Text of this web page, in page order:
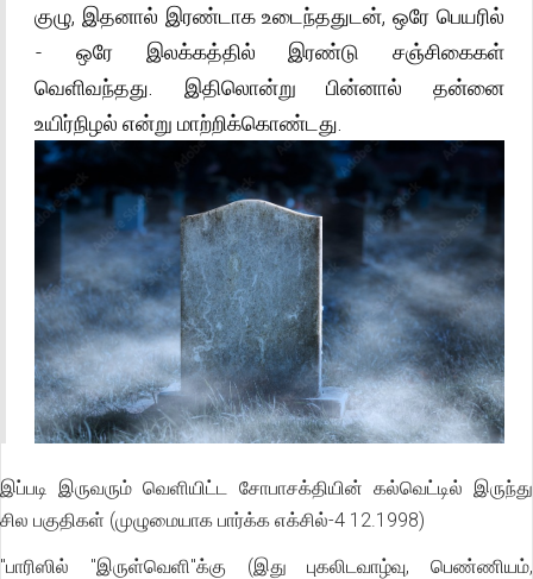
குழு, இதனால் இரண்டாக உடைந்ததுடன், ஒரே பெயரில்
- ஒரே இலக்கத்தில் இரண்டு சஞ்சிகைகள்
வெளிவந்தது. இதிலொன்று பின்னால் தன்னை
உயிர்நிழல் என்று மாற்றிக்கொண்டது.
இப்படி இருவரும் வெளியிட்ட சோபாசக்தியின் கல்வெட்டில் இருந்து
சில பகுதிகள் (முழுமையாக பார்க்க எக்சில்-4 12.1998)
"பாரிஸில் "இருள்வெளி"க்கு (இது புகலிடவாழ்வு, பெண்ணியம்,